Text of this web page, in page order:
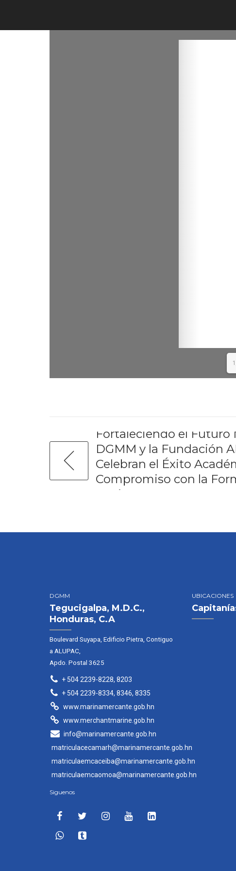
Fortaleciendo el Futuro
DGMM y la Fundación
Celebran el Éxito
Compromiso con la
Marinos
DGMM
Tegucigalpa, M.D.C.,
Honduras, C.A
Boulevard Suyapa, Edificio Pietra, Contiguo
a ALUPAC,
Apdo. Postal 3625
+ 504 2239-8228, 8203
+ 504 2239-8334, 8346, 8335
www.marinamercante.gob.hn
www.merchantmarine.gob.hn
info@marinamercante.gob.hn
matriculacecamarh@marinamercante.gob.hn
matriculaemcaceiba@marinamercante.gob.hn
matriculaemcaomoa@marinamercante.gob.hn
Siguenos
UBICACIONES